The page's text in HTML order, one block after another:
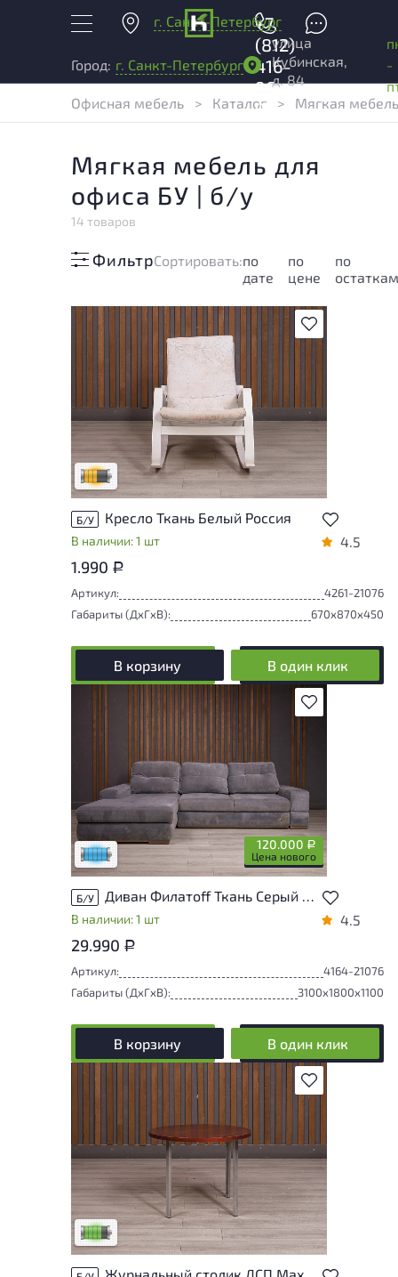
г. Санкт-Петербург
+7
(812)
416-
96-
99
Город: г. Санкт-Петербург
улица
Кубинская,
д. 84
-
Офисная мебель
> Каталог > Мягкая
Мягкая мебель для
офиса БУ | б/у
14 товаров
ФильтрCортировать:по
дате
по
цене
по
В избранное
Товар может иметь незначительные
повреждения и/или следы эксплуатации,
не влияющие на удобство его
использования
Удовлетворительный износ
Б/У Кресло Ткань Белый Россия
В наличии: 1 шт 4.5
1.990 Р
Артикул:
4261-21076
Габариты (ДxГxВ):
670x870x450
В корзину В один клик
В избранное
120.000 Р
Цена нового
Состояние товара приближено к новому,
могут присутствовать незначительные
следы эксплуатации
Низкая степень износа
Б/У Диван Филатоff Ткань Серый Россия
В наличии: 1 шт 4.5
29.990 Р
Артикул:
4164-21076
Габариты (ДxГxВ):
3100x1800x1100
В корзину В один клик
В избранное
У товара присутствуют незначительные
следы эксплуатации, не влияющие на
удобство его использования
Низкая степень износа